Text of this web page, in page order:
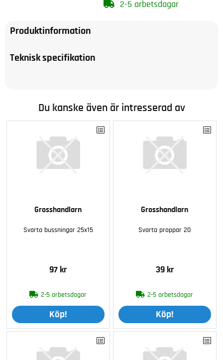
2-5 arbetsdagar
Produktinformation
Teknisk specifikation
Du kanske även är intresserad av
Grosshandlarn
Svarta bussningar 25x15
97 kr
2-5 arbetsdagar
Köp!
Grosshandlarn
Svarta proppar 20
39 kr
2-5 arbetsdagar
Köp!